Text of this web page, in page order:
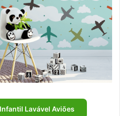
Lavável Aviões